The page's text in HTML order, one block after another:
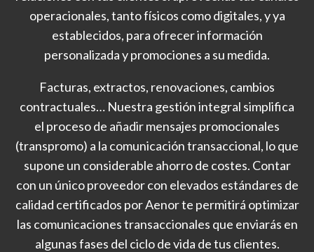
operacionales, tanto físicos como digitales, y ya
establecidos, para ofrecer información
personalizada y promociones a su medida.
Facturas, extractos, renovaciones, cambios
contractuales… Nuestra gestión integral simplifica
el proceso de añadir mensajes promocionales
(transpromo) a la comunicación transaccional, lo que
supone un considerable ahorro de costes. Contar
con un único proveedor con elevados estándares de
calidad certificados por Aenor te permitirá optimizar
las comunicaciones transaccionales que enviarás en
algunas fases del ciclo de vida de tus clientes.